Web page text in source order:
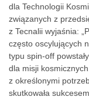
dla Technologii
związanych z
z Tecnalii wyjaśnia: „
często oscylujących
typu spin-off
dla misji
z określonymi
skutkowała